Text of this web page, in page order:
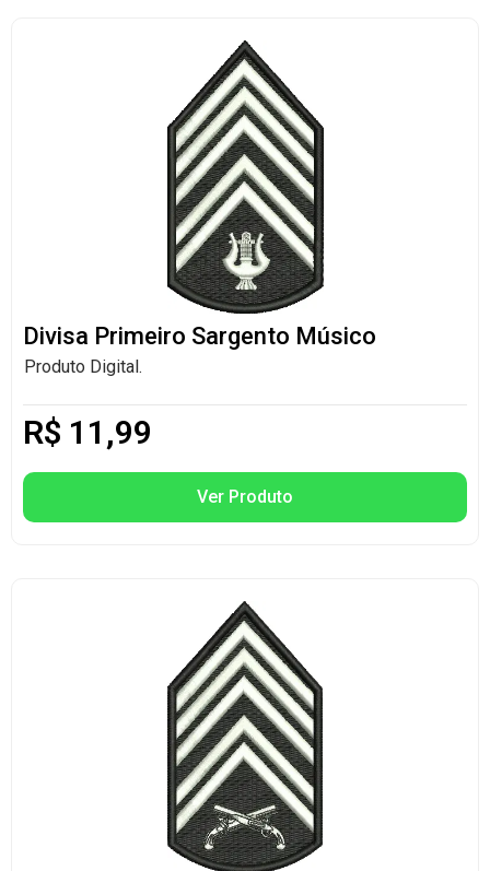
Divisa Primeiro Sargento Músico
Produto Digital.
R$ 11,99
Ver Produto